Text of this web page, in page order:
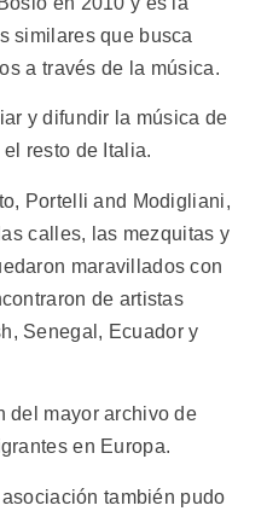
similares que busca
a través de la música.
y difundir la música de
resto de Italia.
Portelli and Modigliani,
calles, las mezquitas y
maravillados con
de artistas
Senegal, Ecuador y
del mayor archivo de
en Europa.
también pudo